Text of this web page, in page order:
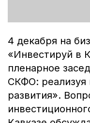
4 декабря на
«Инвестируй в
пленарное
СКФО: реализуя
развития».